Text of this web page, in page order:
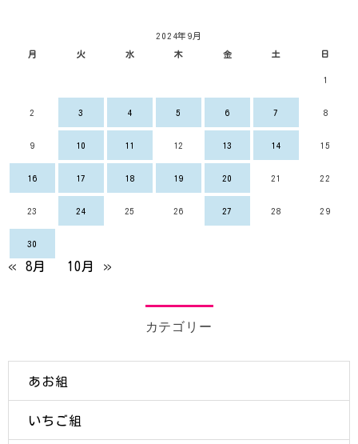
2024年9月
月 火 水 木 金 土 日
1
2 3 4 5 6 7 8
9 10 11 12 13 14 15
16 17 18 19 20 21 22
23 24 25 26 27 28 29
30
« 8月 10月 »
カテゴリー
あお組
いちご組